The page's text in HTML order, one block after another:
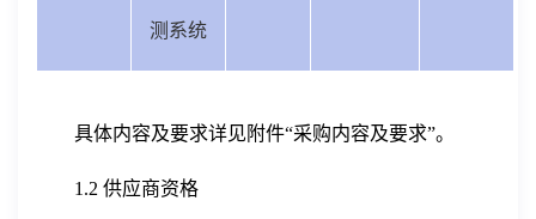
测系统
具体内容及要求详见附件“采购内容及要求”。
1.2 供应商资格